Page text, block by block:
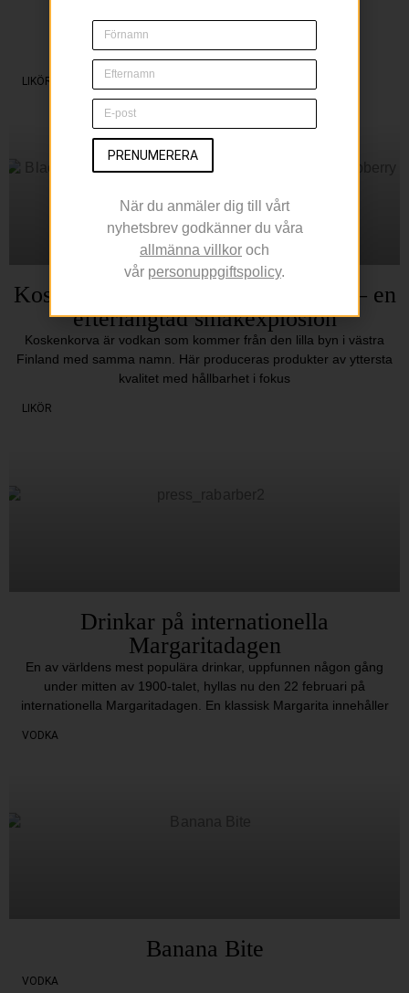
Sippa på en Margarita
Under Cinco de Mayo
LIKÖR
Koskenkorva Salmiakki Raspberry – en
efterlängtad smakexplosion
Koskenkorva är vodkan som kommer från den lilla byn i västra
Finland med samma namn. Här produceras produkter av yttersta
kvalitet med hållbarhet i fokus
LIKÖR
Drinkar på internationella
Margaritadagen
En av världens mest populära drinkar, uppfunnen någon gång
under mitten av 1900-talet, hyllas nu den 22 februari på
internationella Margaritadagen. En klassisk Margarita innehåller
VODKA
Banana Bite
VODKA
PRENUMERERA
När du anmäler dig till vårt
nyhetsbrev godkänner du våra
allmänna villkor och
vår personuppgiftspolicy.